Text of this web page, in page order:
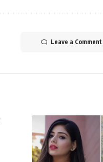
Leave a Comment